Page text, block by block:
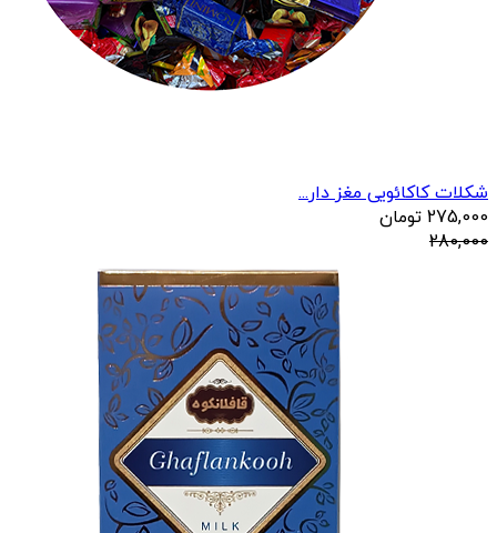
شکلات کاکائویی مغز دار...
275,000 تومان
280,000